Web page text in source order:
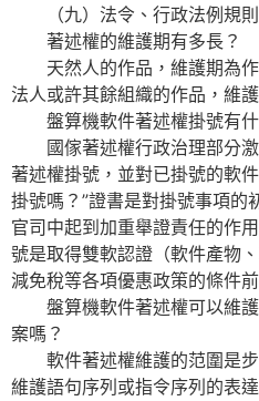
（九）法令、行政法例規則
著述權的維護期有多長？
天然人的作品，維護期為作
法人或許其餘組織的作品，維
盤算機軟件著述權掛號有什
國傢著述權行政治理部分激
著述權掛號，並對已掛號的軟
掛號嗎？”證書是對掛號事項的
官司中起到加重舉證責任的作
號是取得雙軟認證（軟件產物
減免稅等各項優惠政策的條件前
盤算機軟件著述權可以維護
案嗎？
軟件著述權維護的范圍是步
維護語句序列或指令序列的表